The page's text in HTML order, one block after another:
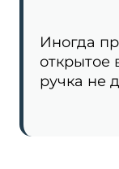
Иногда
открытое
ручка не